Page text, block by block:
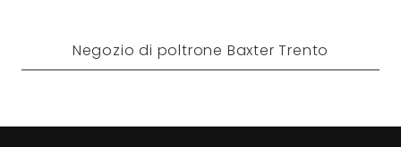
Negozio di poltrone Baxter Trento